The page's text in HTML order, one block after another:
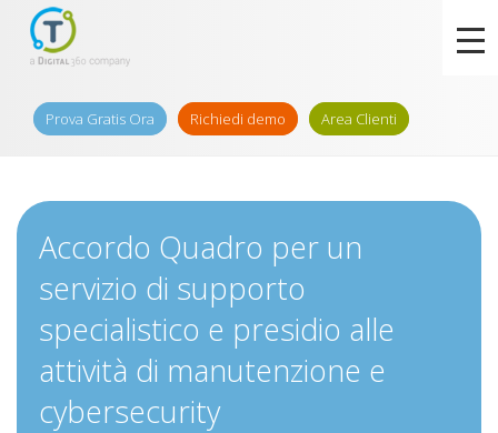
Prova Gratis Ora Richiedi demo Area Clienti
Accordo Quadro per un
servizio di supporto
specialistico e presidio alle
attività di manutenzione e
cybersecurity